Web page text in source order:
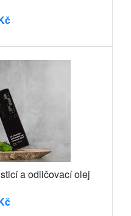
a odličovací olej